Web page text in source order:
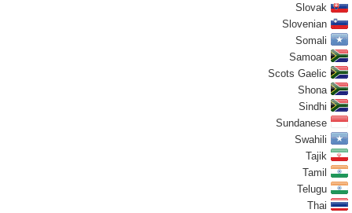
Slovak
Slovenian
Somali
Samoan
Scots Gaelic
Shona
Sindhi
Sundanese
Swahili
Tajik
Tamil
Telugu
Thai